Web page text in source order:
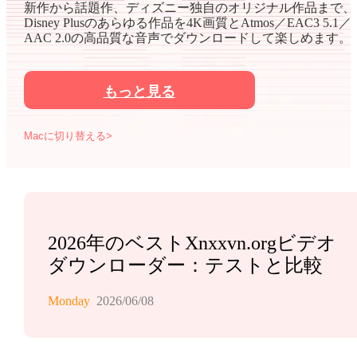
新作から話題作、ディズニー独自のオリジナル作品まで、
Disney Plusのあらゆる作品を4K画質とAtmos／EAC3 5.1／
AAC 2.0の高品質な音声でダウンロードして楽しめます。
もっと見る
Macに切り替える>
2026年のベストXnxxvn.orgビデオ
ダウンローダー：テストと比較
Monday 2026/06/08